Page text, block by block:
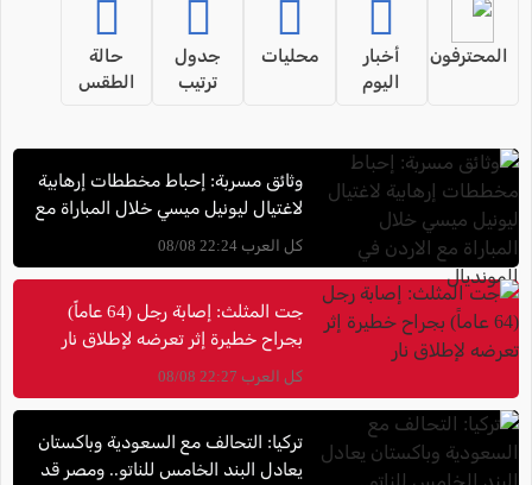
المحترفون
أخبار
اليوم
محليات
جدول
ترتيب
حالة
الطقس
وثائق مسربة: إحباط مخططات إرهابية
لاغتيال ليونيل ميسي خلال المباراة مع
الاردن في المونديال
كل العرب 22:24 08/08
جت المثلث: إصابة رجل (64 عاماً)
بجراح خطيرة إثر تعرضه لإطلاق نار
كل العرب 22:27 08/08
تركيا: التحالف مع السعودية وباكستان
يعادل البند الخامس للناتو.. ومصر قد